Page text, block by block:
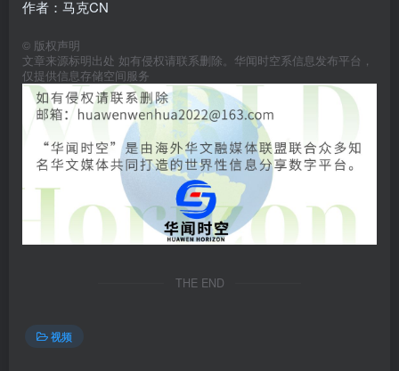
作者：马克CN
© 版权声明
文章来源标明出处 如有侵权请联系删除。华闻时空系信息发布平台，
仅提供信息存储空间服务
THE END
视频